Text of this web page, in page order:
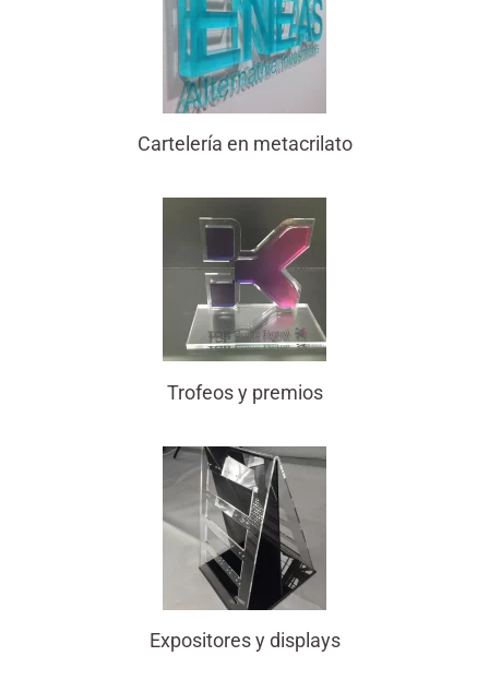
Cartelería en metacrilato
Trofeos y premios
Expositores y displays